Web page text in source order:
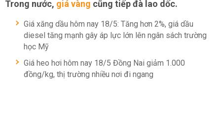
Trong nước, giá vàng cũng tiếp đà lao dốc.
Giá xăng dầu hôm nay 18/5: Tăng hơn 2%, giá dầu
diesel tăng mạnh gây áp lực lớn lên ngân sách trường
học Mỹ
Giá heo hơi hôm nay 18/5 Đồng Nai giảm 1.000
đồng/kg, thị trường nhiều nơi đi ngang